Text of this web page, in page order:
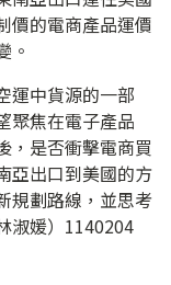
價的電商產品運價
。
運中貨源的一部
聚焦在電子產品
，是否衝擊電商買
亞出口到美國的方
規劃路線，並思考
淑媛）1140204